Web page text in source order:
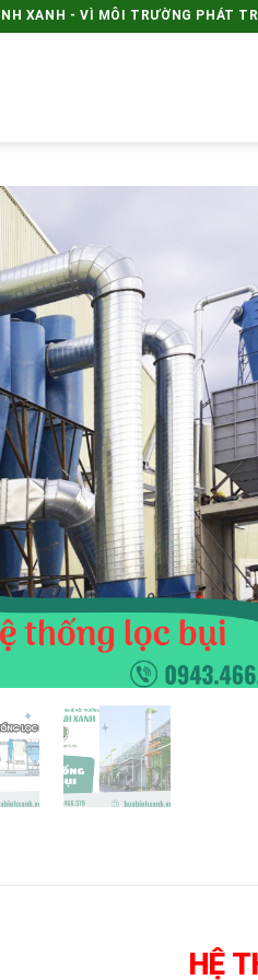
XANH - VÌ MÔI TRƯỜNG PHÁT
HỆ